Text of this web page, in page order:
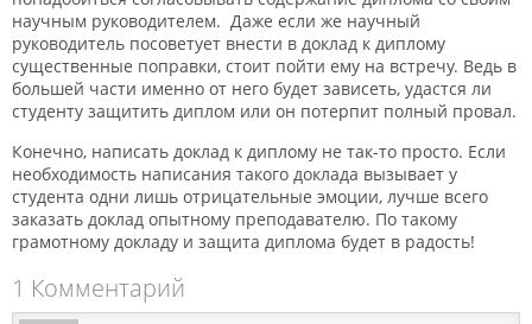
научным руководителем. Даже если же научный
руководитель посоветует внести в доклад к диплому
существенные поправки, стоит пойти ему на встречу. Ведь в
большей части именно от него будет зависеть, удастся ли
студенту защитить диплом или он потерпит полный провал.
Конечно, написать доклад к диплому не так-то просто. Если
необходимость написания такого доклада вызывает у
студента одни лишь отрицательные эмоции, лучше всего
заказать доклад опытному преподавателю. По такому
грамотному докладу и защита диплома будет в радость!
1 Комментарий